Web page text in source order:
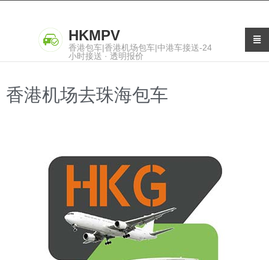
HKMPV
香港包车|香港机场包车|中港车接送-24
小时接送 · 透明报价
香港机场去珠海包车